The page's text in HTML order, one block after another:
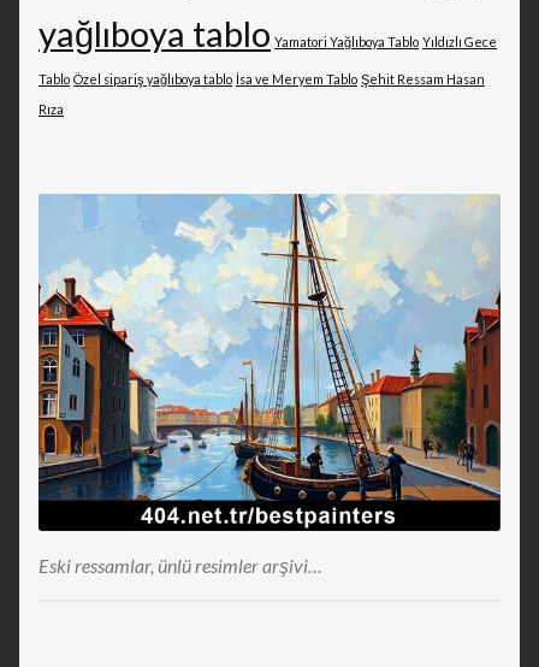
yağlıboya tablo Yamatori Yağlıboya Tablo Yıldızlı Gece
Tablo Özel sipariş yağlıboya tablo İsa ve Meryem Tablo Şehit Ressam Hasan
Rıza
Eski ressamlar, ünlü resimler arşivi…